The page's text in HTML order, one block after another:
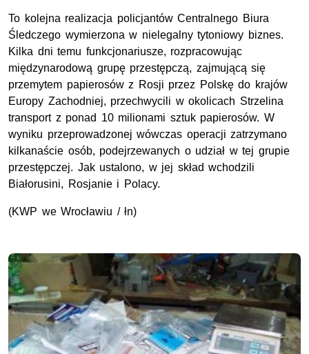
To kolejna realizacja policjantów Centralnego Biura
Śledczego wymierzona w nielegalny tytoniowy biznes.
Kilka dni temu funkcjonariusze, rozpracowując
międzynarodową grupę przestępczą, zajmującą się
przemytem papierosów z Rosji przez Polskę do krajów
Europy Zachodniej, przechwycili w okolicach Strzelina
transport z ponad 10 milionami sztuk papierosów. W
wyniku przeprowadzonej wówczas operacji zatrzymano
kilkanaście osób, podejrzewanych o udział w tej grupie
przestępczej. Jak ustalono, w jej skład wchodzili
Białorusini, Rosjanie i Polacy.
(KWP we Wrocławiu / łn)